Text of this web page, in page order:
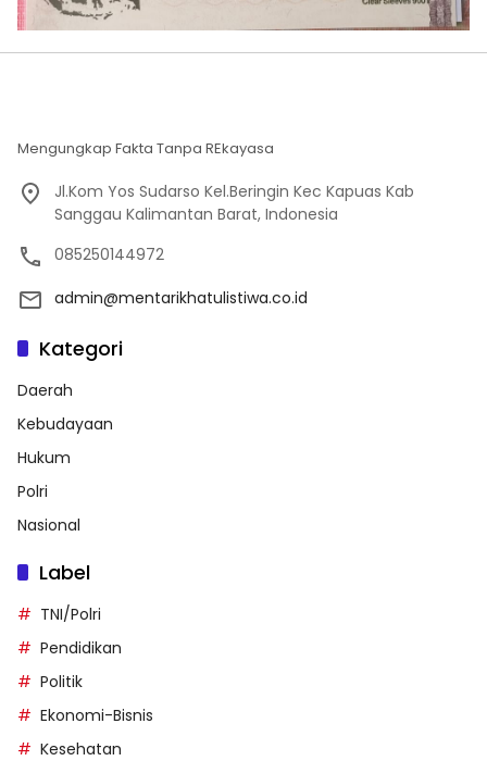
Mengungkap Fakta Tanpa REkayasa
Jl.Kom Yos Sudarso Kel.Beringin Kec Kapuas Kab
Sanggau Kalimantan Barat, Indonesia
085250144972
admin@mentarikhatulistiwa.co.id
Kategori
Daerah
Kebudayaan
Hukum
Polri
Nasional
Label
TNI/Polri
Pendidikan
Politik
Ekonomi-Bisnis
Kesehatan